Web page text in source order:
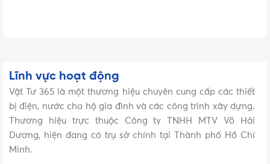
Lĩnh vực hoạt động
Vật Tư 365 là một thương hiệu chuyên cung cấp các thiết
bị điện, nước cho hộ gia đình và các công trình xây dựng.
Thương hiệu trực thuộc Công ty TNHH MTV Võ Hải
Dương, hiện đang có trụ sở chính tại Thành phố Hồ Chí
Minh.